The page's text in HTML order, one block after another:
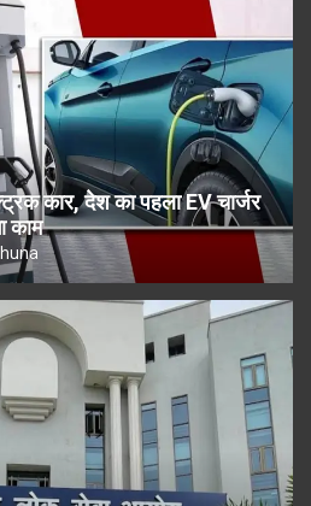
कार, देश का पहला EV चार्जर
काम